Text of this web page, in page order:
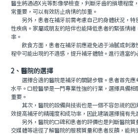
醫生將通過X光等影像學檢查，判斷牙齒的損壞程度
常重要，可以有效防止病情的加重。
另外，患者在補牙前需考慮自己的身體狀況，特
性疾病。家屬或朋友的陪伴也能降低患者的緊張情
率。
飲食方面，患者在補牙前應避免過于油膩或刺激
程中可能出現的不適感，提升補牙體驗。進行適當的
2、醫院的選擇
選擇合適的醫院是補牙的關鍵步驟。患者首先應
水平。口腔醫學是一門專業性強的行業，選擇具備
重要。
其次，醫院的設備與技術也是一個不容忽視的因
效提高補牙的精確度和成功率，因此建議選擇擁有先
另外，醫院的口碑和患者的評價也是判斷醫院質
交媒體等途徑了解醫院的服務質量和患者反饋，能